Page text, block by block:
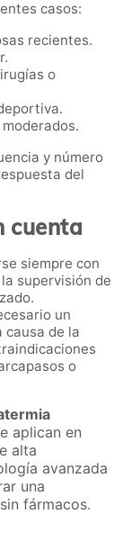
casos:
recientes.
o
y número
del
cuenta
siempre con
supervisión de
un
causa de la
o
aplican en
alta
avanzada
una
fármacos.